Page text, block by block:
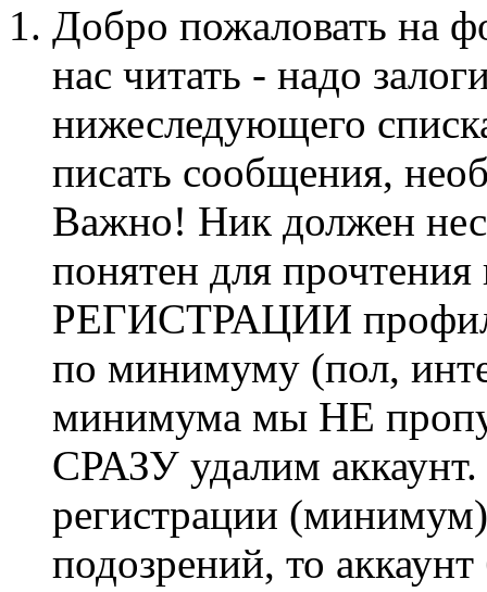
Добро пожаловать на
нас читать - надо
нижеследующего
писать сообщения,
Важно! Ник должен
понятен для
РЕГИСТРАЦИИ профиль
по минимуму (пол,
минимума мы НЕ
СРАЗУ удалим
регистрации
подозрений, то